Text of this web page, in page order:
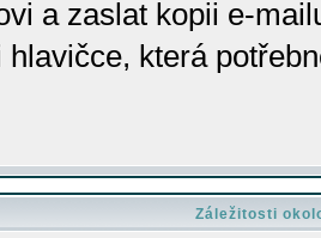
a zaslat kopii e-
hlavičce, která
Záležitosti